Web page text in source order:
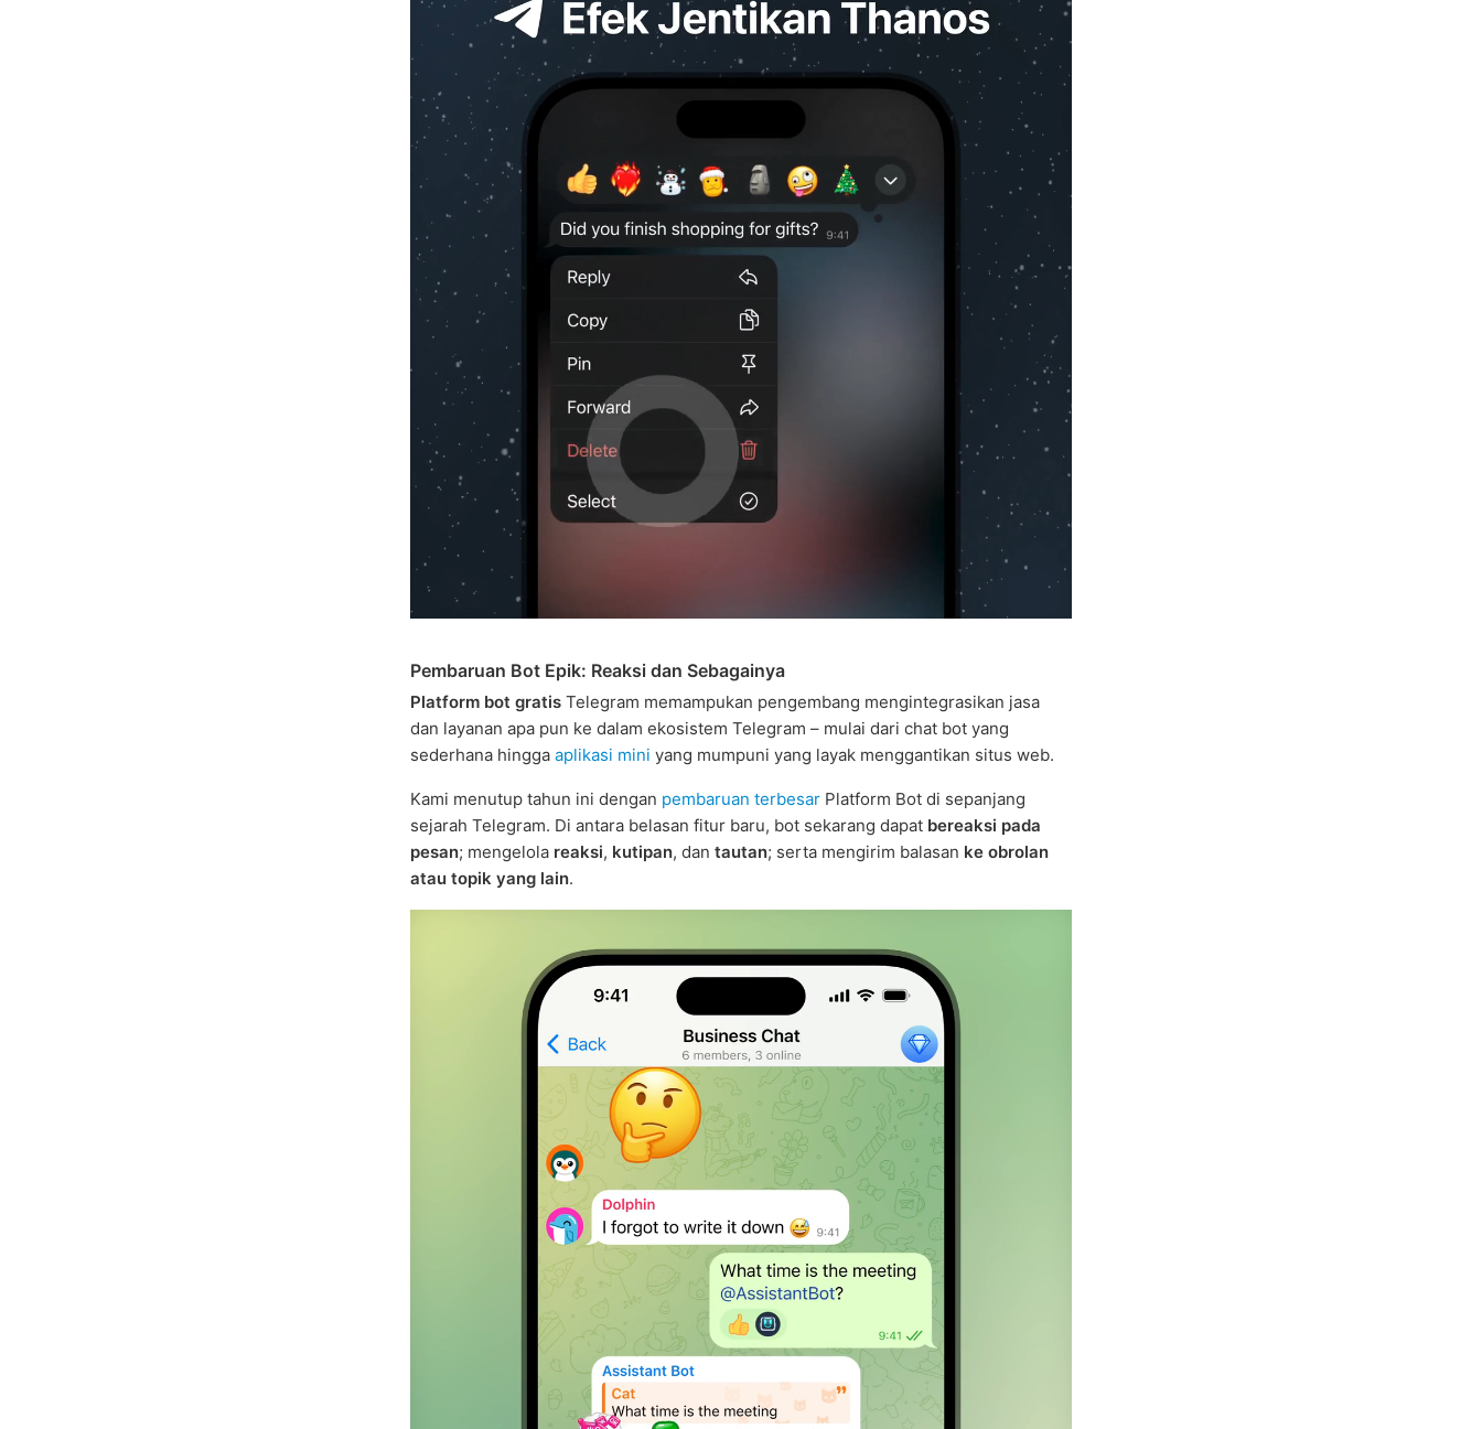
Pembaruan Bot Epik: Reaksi dan Sebagainya
Platform bot gratis Telegram memampukan pengembang mengintegrasikan jasa
dan layanan apa pun ke dalam ekosistem Telegram – mulai dari chat bot yang
sederhana hingga aplikasi mini yang mumpuni yang layak menggantikan situs web.
Kami menutup tahun ini dengan pembaruan terbesar Platform Bot di sepanjang
sejarah Telegram. Di antara belasan fitur baru, bot sekarang dapat bereaksi pada
pesan; mengelola reaksi, kutipan, dan tautan; serta mengirim balasan ke obrolan
atau topik yang lain.